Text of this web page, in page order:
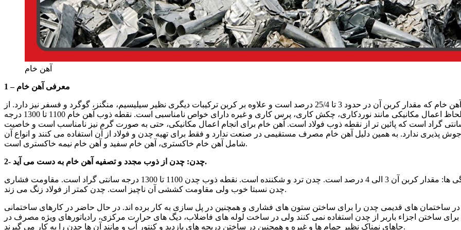
آهن خام
1 – معرفی آهن خام
آهن خام که مقدار کربن آن در حدود 3 تا 25/4 درصد است و علاوه بر کربن ترکیبات دیگری نظیر سیلیسیم، منگنز، گوگرد و فسفر نیز دارد. از
لحاظ اعمال مکانیکی مانند نوردکاری، چکش کاری، پرس کاری و غیره دارای خواص نامناسبی است. نقطه ذوب آهن خام 1100 تا 1300 درجه
گراد است که پائین تر از نقطه ذوب فولاد است. آهن خام برای انجام اعمال مکانیکی، حتی به صورت گرم نیز نامناسب است و خاصیت
جوش پذیری ندارد. به همین دلیل آهن خام مصرف مستقیمی در صنعت ندارد و فقط برای تهیه چدن و فولاد از آن استفاده می کنند و انواع آن
شامل آهن خام خاکستری، آهن خام سفید و آهن خام نیمه خاکستری است.
2- چدن: چدن از ذوب مجدد و تصفیه آهن خام به دست می آید.
ویژگی ها: مقدار کربن آن 3 الی 4 درصد است. چدن ترد و شکننده است. نقطه ذوب چدن 1100 تا 1300 درجه سانتی گراد است. مقاومت فشاری
چدن نسبتا خوب ولی مقاومت کششی آن ناچیز است. چدن کمتر از فولاد زنگ می زند.
در ساختمان های قدیمی چدن را برای ساختن ستون های فشاری و همچنین در پل سازی به کار برده اند. در حال حاضر در کارهای ساختمانی
برای ساختن اجزاء باربر از چدن استفاده نمی کنند ولی در ساخت لوله های فاضلاب، دیگ های حرارت مرکزی، رادیاتورهای ویژه مصرف در
جاهای نمناک نظیر حمام ها و غیره و همچنین در ساختن دریچه های بازدید و کنتور آب و مانند آن ها چدن را به کار می گیرند.